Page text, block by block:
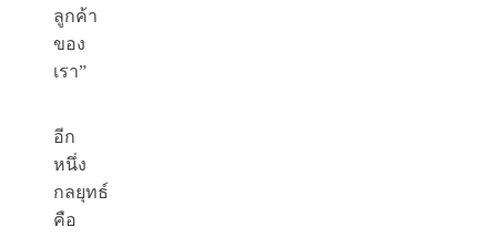
ลูกค้า
ของ
เรา”
อีก
หนึ่ง
กลยุทธ์
คือ